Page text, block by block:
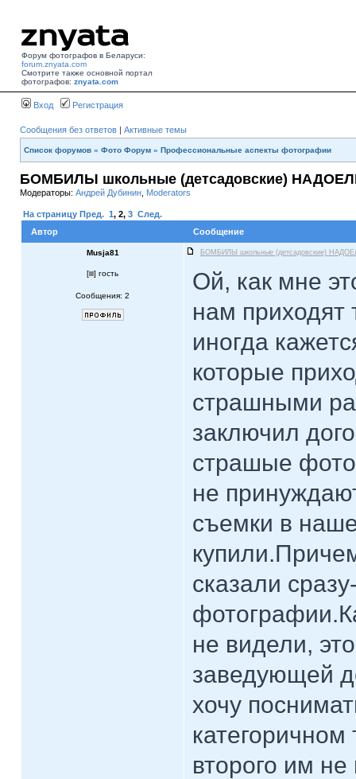
Форум фотографов в Беларуси:
forum.znyata.com
Смотрите также основной портал
фотографов: znyata.com
Вход Регистрация
Сообщения без ответов | Активные темы
Список форумов » Фото Форум » Профессиональные аспекты фотографии
БОМБИЛЫ школьные (детсадовские)
Модераторы: Андрей Дубинин Moderators
На страницу Пред. 1, 2, 3 След.
Автор
Сообщение
Musja81 БОМБИЛЫ школьные (детсадовские)
[ ] гость
Сообщения: 2
Ой, как мне
нам
иногда
которые
страшными
заключил
страшые
не
съемки в
сказали
не видели,
заведующей
хочу
второго им